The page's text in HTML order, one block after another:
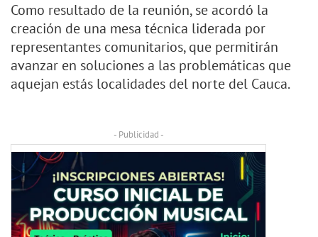
Como resultado de la reunión, se acordó la
creación de una mesa técnica liderada por
representantes comunitarios, que permitirán
avanzar en soluciones a las problemáticas que
aquejan estás localidades del norte del Cauca.
- Publicidad -